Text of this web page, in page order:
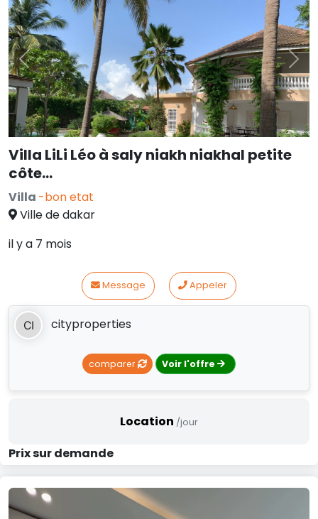
Previous Next
Villa LiLi Léo à saly niakh niakhal petite
côte…
Villa -bon etat
Ville de dakar
il y a 7 mois
Message Appeler
cityproperties
comparer Voir l'offre
Location /jour
Prix sur demande